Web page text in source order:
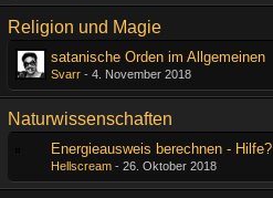
Religion und Magie
satanische Orden im Allgemeinen
Svarr - 4. November 2018
Naturwissenschaften
Energieausweis berechnen - Hilfe?
Hellscream - 26. Oktober 2018